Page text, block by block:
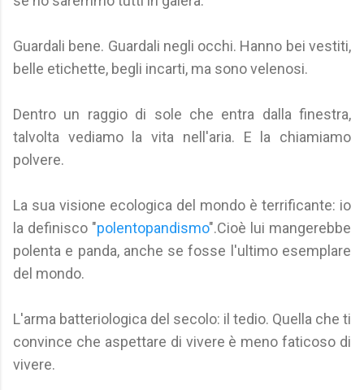
Guardali bene. Guardali negli occhi. Hanno bei vestiti,
belle etichette, begli incarti, ma sono velenosi.
Dentro un raggio di sole che entra dalla finestra,
talvolta vediamo la vita nell'aria. E la chiamiamo
polvere.
La sua visione ecologica del mondo è terrificante: io
la definisco "polentopandismo".Cioè lui mangerebbe
polenta e panda, anche se fosse l'ultimo esemplare
del mondo.
L'arma batteriologica del secolo: il tedio. Quella che ti
convince che aspettare di vivere è meno faticoso di
vivere.